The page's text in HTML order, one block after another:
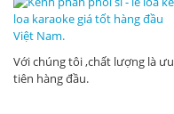
Với chúng tôi ,chất lượng là ưu
tiên hàng đầu.